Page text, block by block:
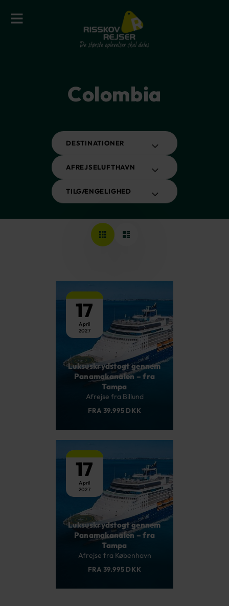
Colombia
DESTINATIONER
AFREJSELUFTHAVN
TILGÆNGELIGHED
17
April
2027
Luksuskrydstogt gennem
Panamakanalen – fra
Tampa
Afrejse fra Billund
FRA 39.995 DKK
17
April
2027
Luksuskrydstogt gennem
Panamakanalen – fra
Tampa
Afrejse fra København
FRA 39.995 DKK